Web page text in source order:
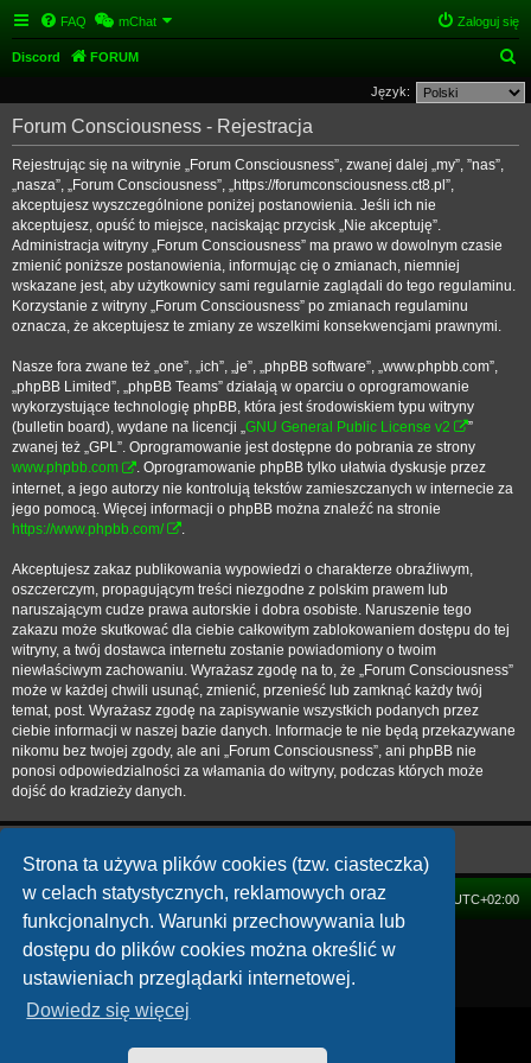
Strona ta używa plików cookies (tzw. ciasteczka)
w celach statystycznych, reklamowych oraz
funkcjonalnych. Warunki przechowywania lub
dostępu do plików cookies można określić w
ustawieniach przeglądarki internetowej.
Dowiedz się więcej
FAQ mChat Zaloguj się
Discord FORUM
z
Język:
Forum Consciousness - Rejestracja
Rejestrując się na witrynie „Forum Consciousness”, zwanej dalej „my”, ”nas”,
„nasza”, „Forum Consciousness”, „https://forumconsciousness.ct8.pl”,
akceptujesz wyszczególnione poniżej postanowienia. Jeśli ich nie
akceptujesz, opuść to miejsce, naciskając przycisk „Nie akceptuję”.
Administracja witryny „Forum Consciousness” ma prawo w dowolnym czasie
zmienić poniższe postanowienia, informując cię o zmianach, niemniej
wskazane jest, aby użytkownicy sami regularnie zaglądali do tego regulaminu.
Korzystanie z witryny „Forum Consciousness” po zmianach regulaminu
oznacza, że akceptujesz te zmiany ze wszelkimi konsekwencjami prawnymi.
Nasze fora zwane też „one”, „ich”, „je”, „phpBB software”, „www.phpbb.com”,
„phpBB Limited”, „phpBB Teams” działają w oparciu o oprogramowanie
wykorzystujące technologię phpBB, która jest środowiskiem typu witryny
(bulletin board), wydane na licencji „GNU General Public License v2
”
zwanej też „GPL”. Oprogramowanie jest dostępne do pobrania ze strony
www.phpbb.com
. Oprogramowanie phpBB tylko ułatwia dyskusje przez
internet, a jego autorzy nie kontrolują tekstów zamieszczanych w internecie za
jego pomocą. Więcej informacji o phpBB można znaleźć na stronie
https://www.phpbb.com/
Akceptujesz zakaz publikowania wypowiedzi o charakterze obraźliwym,
oszczerczym, propagującym treści niezgodne z polskim prawem lub
naruszającym cudze prawa autorskie i dobra osobiste. Naruszenie tego
zakazu może skutkować dla ciebie całkowitym zablokowaniem dostępu do tej
witryny, a twój dostawca internetu zostanie powiadomiony o twoim
niewłaściwym zachowaniu. Wyrażasz zgodę na to, że „Forum Consciousness”
może w każdej chwili usunąć, zmienić, przenieść lub zamknąć każdy twój
temat, post. Wyrażasz zgodę na zapisywanie wszystkich podanych przez
ciebie informacji w naszej bazie danych. Informacje te nie będą przekazywane
nikomu bez twojej zgody, ale ani „Forum Consciousness”, ani phpBB nie
ponosi odpowiedzialności za włamania do witryny, podczas których może
dojść do kradzieży danych.
FORUM Strefa czasowa UTC+02:00
Technologię dostarczaphpBB
® Forum Software © phpBB Limited
Zasady ochrony danych osobowych|Regulamin